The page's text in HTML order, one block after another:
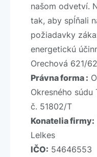
našom odvetví.
tak, aby spĺňali
požiadavky
energetickú
Orechová 621/
Právna forma :
Okresného
č. 51802/T
Konatelia firmy:
Lelkes
IČO: 54646553